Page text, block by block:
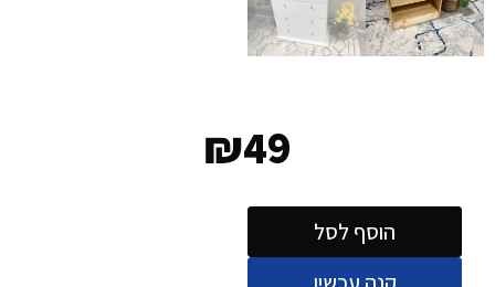
₪49
הוסף לסל